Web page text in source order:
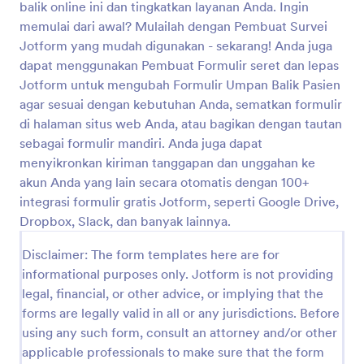
balik online ini dan tingkatkan layanan Anda. Ingin
memulai dari awal? Mulailah dengan Pembuat Survei
Jotform yang mudah digunakan - sekarang! Anda juga
dapat menggunakan Pembuat Formulir seret dan lepas
Jotform untuk mengubah Formulir Umpan Balik Pasien
agar sesuai dengan kebutuhan Anda, sematkan formulir
di halaman situs web Anda, atau bagikan dengan tautan
sebagai formulir mandiri. Anda juga dapat
menyikronkan kiriman tanggapan dan unggahan ke
akun Anda yang lain secara otomatis dengan 100+
integrasi formulir gratis Jotform, seperti Google Drive,
Dropbox, Slack, dan banyak lainnya.
Disclaimer: The form templates here are for
informational purposes only. Jotform is not providing
legal, financial, or other advice, or implying that the
forms are legally valid in all or any jurisdictions. Before
using any such form, consult an attorney and/or other
applicable professionals to make sure that the form
Pratinjau